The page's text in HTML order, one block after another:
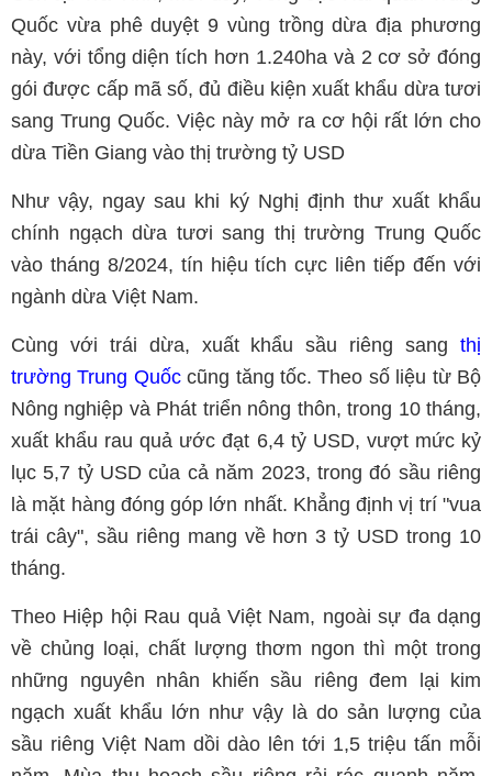
Quốc vừa phê duyệt 9 vùng trồng dừa địa phương
này, với tổng diện tích hơn 1.240ha và 2 cơ sở đóng
gói được cấp mã số, đủ điều kiện xuất khẩu dừa tươi
sang Trung Quốc. Việc này mở ra cơ hội rất lớn cho
dừa Tiền Giang vào thị trường tỷ USD
Như vậy, ngay sau khi ký Nghị định thư xuất khẩu
chính ngạch dừa tươi sang thị trường Trung Quốc
vào tháng 8/2024, tín hiệu tích cực liên tiếp đến với
ngành dừa Việt Nam.
Cùng với trái dừa, xuất khẩu sầu riêng sang thị
trường Trung Quốccũng tăng tốc. Theo số liệu từ Bộ
Nông nghiệp và Phát triển nông thôn, trong 10 tháng,
xuất khẩu rau quả ước đạt 6,4 tỷ USD, vượt mức kỷ
lục 5,7 tỷ USD của cả năm 2023, trong đó sầu riêng
là mặt hàng đóng góp lớn nhất. Khẳng định vị trí "vua
trái cây", sầu riêng mang về hơn 3 tỷ USD trong 10
tháng.
Theo Hiệp hội Rau quả Việt Nam, ngoài sự đa dạng
về chủng loại, chất lượng thơm ngon thì một trong
những nguyên nhân khiến sầu riêng đem lại kim
ngạch xuất khẩu lớn như vậy là do sản lượng của
sầu riêng Việt Nam dồi dào lên tới 1,5 triệu tấn mỗi